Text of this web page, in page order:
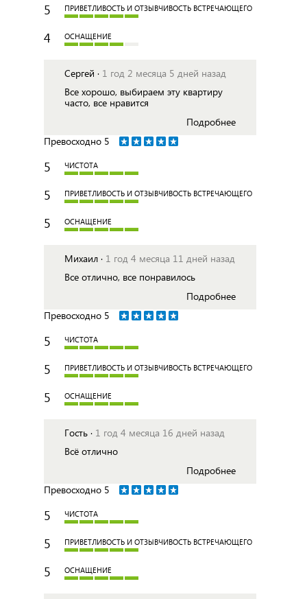
5 ПРИВЕТЛИВОСТЬ И ОТЗЫВЧИВОСТЬ ВСТРЕЧАЮЩЕГО
4 ОСНАЩЕНИЕ
Сергей · 1 год 2 месяца 5 дней назад
Все хорошо, выбираем эту квартиру
часто, все нравится
Подробнее
Превосходно 5
5 ЧИСТОТА
5 ПРИВЕТЛИВОСТЬ И ОТЗЫВЧИВОСТЬ ВСТРЕЧАЮЩЕГО
5 ОСНАЩЕНИЕ
Михаил · 1 год 4 месяца 11 дней назад
Все отлично, все понравилось
Подробнее
Превосходно 5
5 ЧИСТОТА
5 ПРИВЕТЛИВОСТЬ И ОТЗЫВЧИВОСТЬ ВСТРЕЧАЮЩЕГО
5 ОСНАЩЕНИЕ
Гость · 1 год 4 месяца 16 дней назад
Всё отлично
Подробнее
Превосходно 5
5 ЧИСТОТА
5 ПРИВЕТЛИВОСТЬ И ОТЗЫВЧИВОСТЬ ВСТРЕЧАЮЩЕГО
5 ОСНАЩЕНИЕ